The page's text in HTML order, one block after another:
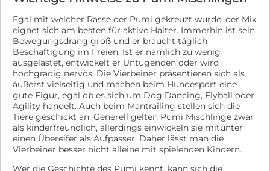
rommystatzenteam@yahoo.de Sie finden uns auch auf
Facebook
Eurer Telefonnummer. Ob die Fellnasen stubenrein
sind? Diese Frage können wir nicht beantworten, aber
wenn Sie diesbezüglich Bedenken haben, sind gerettete
Tierschutztiere sicher nichts für Sie. Bedenken Sie
bitte, dass viele dieser Tiere noch niemals im Haus
gelebt haben. In Ungarn ist es oft üblich, dass die
Vierbeiner im Garten leben und sich selbst überlassen
werden. Wir suchen Menschen, die nicht bei einem
"Unglück auf dem Teppich" gleich in Ohnmacht fallen
und nicht gleich aufgeben bei Rückschritten. Einige
der Fellnasen kennen kein Gassi gehen, keinen
Straßenverkehr, keine Alltagsgeräusche von
Staubsauger und Co. und kein eigenes Körbchen, alles
ist Neuland für sie. Gefragt sind liebevolle,
verantwortungsbewusste, geduldige Menschen, die
Egal mit welcher Rasse der Pumi gekreuzt wurde, der Mix
eignet sich am besten für aktive Halter. Immerhin ist sein
Bewegungsdrang groß und er braucht täglich
Beschäftigung im Freien. Ist er nämlich zu wenig
ausgelastet, entwickelt er Untugenden oder wird
hochgradig nervös. Die Vierbeiner präsentieren sich als
äußerst vielseitig und machen beim Hundesport eine
gute Figur, egal ob es sich um Dog Dancing, Flyball oder
Agility handelt. Auch beim Mantrailing stellen sich die
Tiere geschickt an. Generell gelten Pumi Mischlinge zwar
als kinderfreundlich, allerdings einwickeln sie mitunter
einen Übereifer als Aufpasser. Daher lässt man die
Vierbeiner besser nicht alleine mit spielenden Kindern.
Wer die Geschichte des Pumi kennt, kann sich die